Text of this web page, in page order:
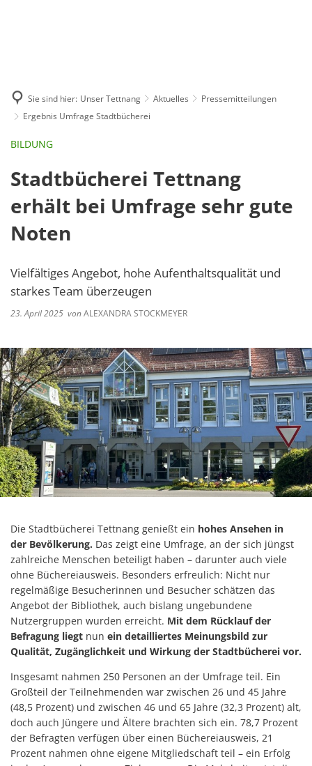
Sie sind hier: Unser Tettnang Aktuelles
Pressemitteilungen
Ergebnis Umfrage Stadtbücherei
BILDUNG
Stadtbücherei Tettnang
erhält bei Umfrage sehr gute
Noten
Vielfältiges Angebot, hohe Aufenthaltsqualität und
starkes Team überzeugen
23. April 2025 vonALEXANDRA STOCKMEYER
Die Stadtbücherei Tettnang genießt ein hohes Ansehen in
der Bevölkerung. Das zeigt eine Umfrage, an der sich jüngst
zahlreiche Menschen beteiligt haben – darunter auch viele
ohne Büchereiausweis. Besonders erfreulich: Nicht nur
regelmäßige Besucherinnen und Besucher schätzen das
Angebot der Bibliothek, auch bislang ungebundene
Nutzergruppen wurden erreicht. Mit dem Rücklauf der
Befragung liegt nun ein detailliertes Meinungsbild zur
Qualität, Zugänglichkeit und Wirkung der Stadtbücherei vor.
Insgesamt nahmen 250 Personen an der Umfrage teil. Ein
Großteil der Teilnehmenden war zwischen 26 und 45 Jahre
(48,5 Prozent) und zwischen 46 und 65 Jahre (32,3 Prozent) alt,
doch auch Jüngere und Ältere brachten sich ein. 78,7 Prozent
der Befragten verfügen über einen Büchereiausweis, 21
Prozent nahmen ohne eigene Mitgliedschaft teil – ein Erfolg